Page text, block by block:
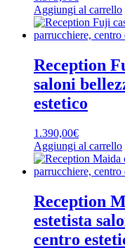
Aggiungi al carrello
Reception
saloni
estetico
1.390,00€
Aggiungi al carrello
Reception
estetista
centro